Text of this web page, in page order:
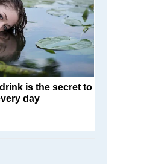
is the secret to
day